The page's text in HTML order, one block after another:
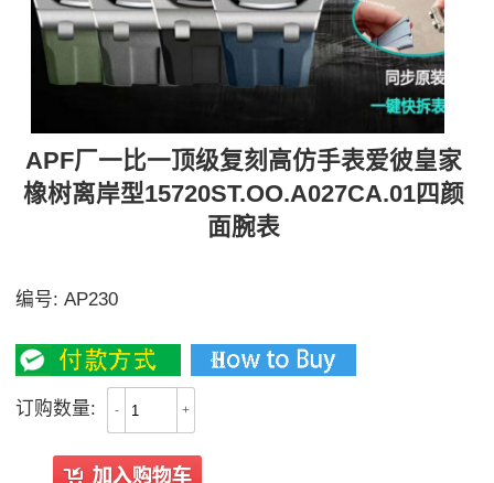
APF厂一比一顶级复刻高仿手表爱彼皇家
橡树离岸型15720ST.OO.A027CA.01四颜
面腕表
编号:AP230
订购数量: - +